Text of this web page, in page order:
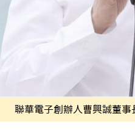
聯華電子創辦人曹興誠董事